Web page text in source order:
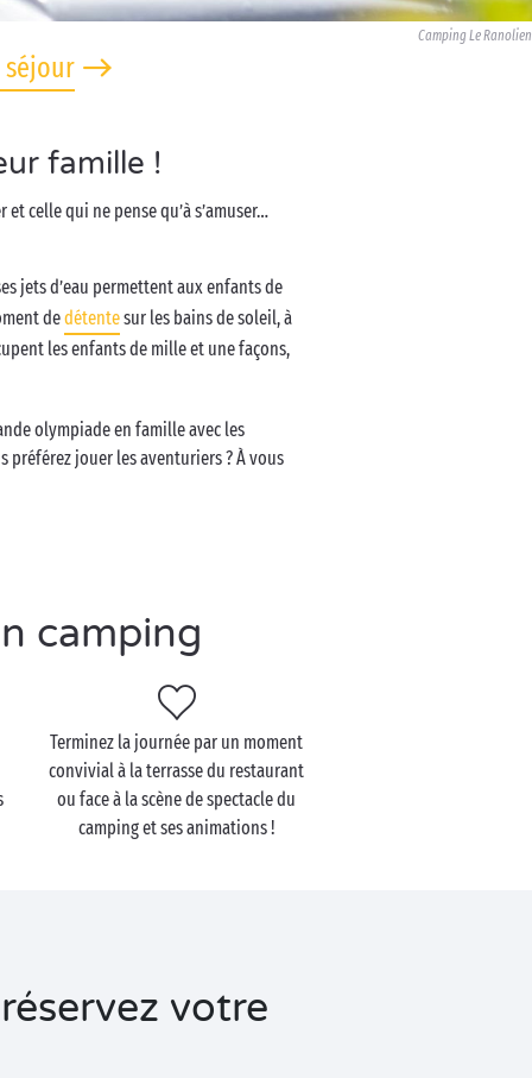
Camping Le Ranolien
séjour
famille !
celle qui ne pense qu’à s’amuser…
jets d’eau permettent aux enfants de
dedétentesur les bains de soleil, à
les enfants de mille et une façons,
olympiade en famille avec les
préférez jouer les aventuriers ? À vous
camping
Terminez la journée par un moment
convivial à la terrasse du restaurant
ou face à la scène de spectacle du
camping et ses animations !
votre